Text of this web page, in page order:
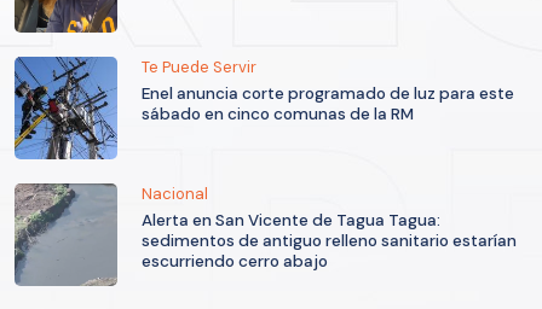
Te Puede Servir
Enel anuncia corte programado de luz para este
sábado en cinco comunas de la RM
Nacional
Alerta en San Vicente de Tagua Tagua:
sedimentos de antiguo relleno sanitario estarían
escurriendo cerro abajo